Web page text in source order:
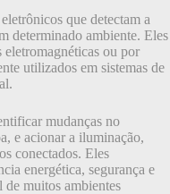
que detectam a
determinado ambiente. Eles
eletromagnéticas ou por
utilizados em sistemas de
mudanças no
e acionar a iluminação,
conectados. Eles
energética, segurança e
de muitos ambientes